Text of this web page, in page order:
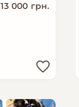
13 000 грн.